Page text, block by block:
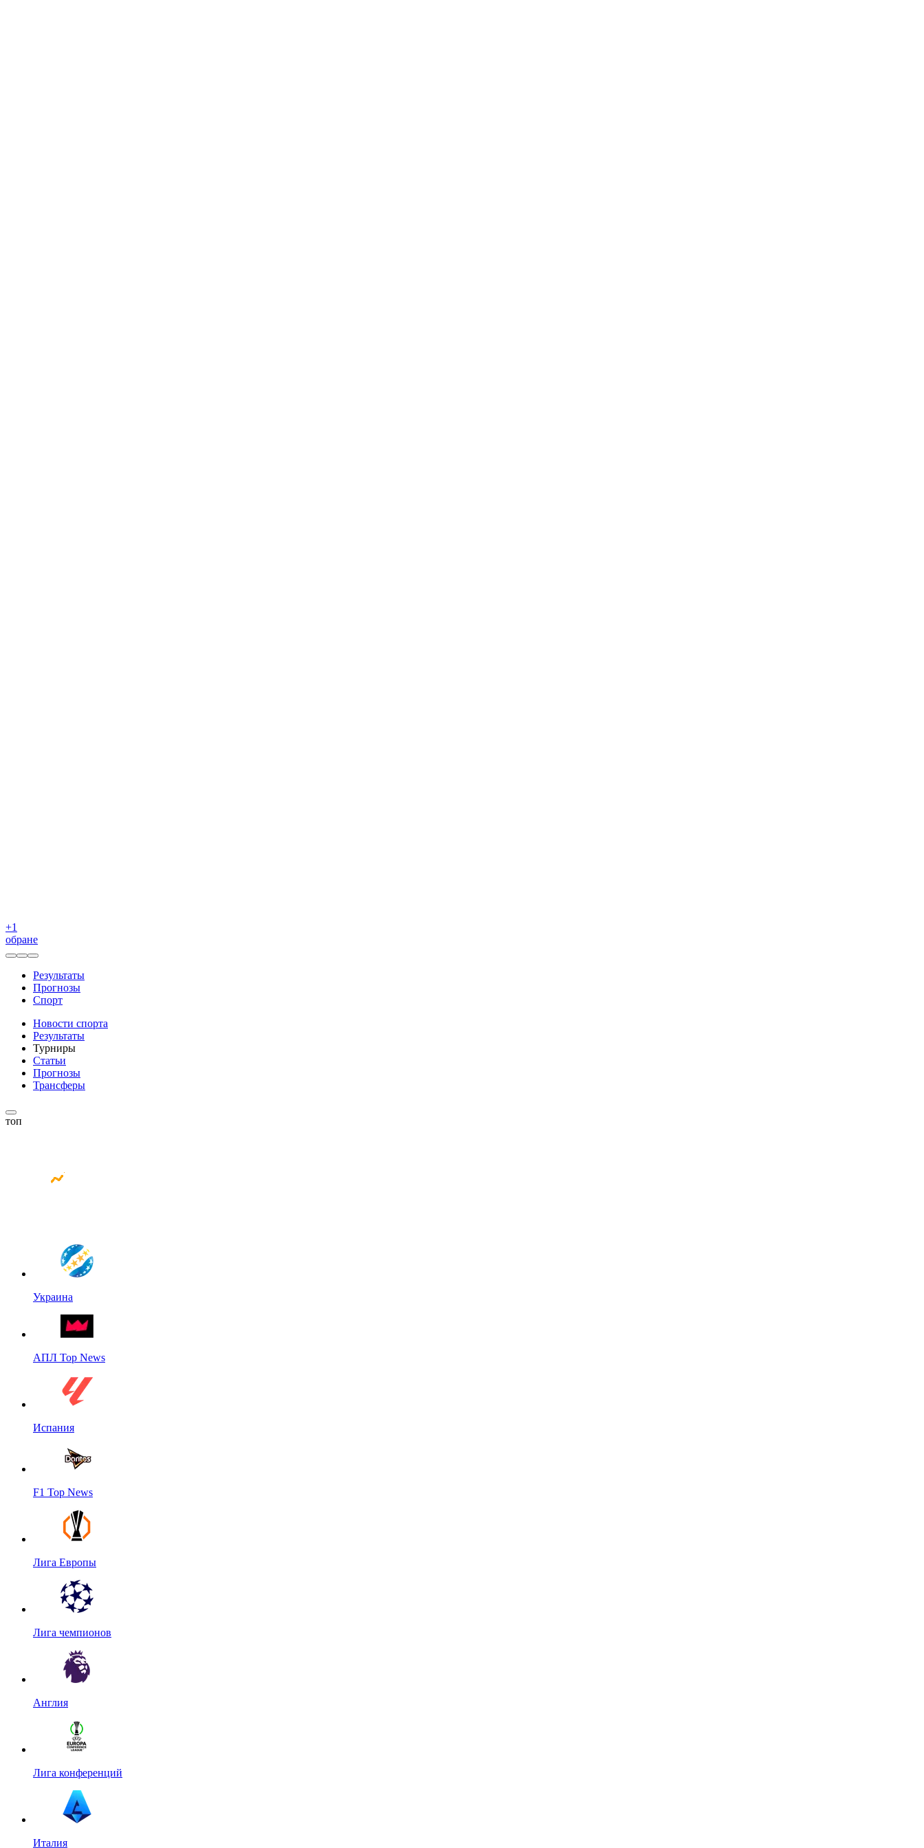
+1
обране
Результаты
Прогнозы
Спорт
Новости спорта
Результаты
Турниры
Статьи
Прогнозы
Трансферы
топ
Украина
АПЛ Top News
Испания
F1 Top News
Лига Европы
Лига чемпионов
Англия
Лига конференций
Италия